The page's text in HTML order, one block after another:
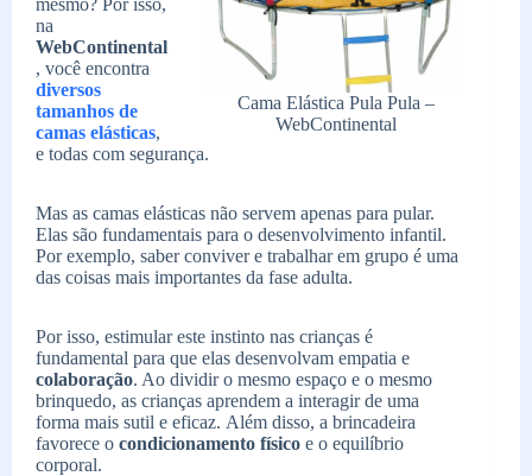
Cama Elástica Pula Pula –
WebContinental
na
WebContinental
, você encontra
diversos
tamanhos de
camas elásticas,
e todas com segurança.
Mas as camas elásticas não servem apenas para pular.
Elas são fundamentais para o desenvolvimento infantil.
Por exemplo, saber conviver e trabalhar em grupo é uma
das coisas mais importantes da fase adulta.
Por isso, estimular este instinto nas crianças é
fundamental para que elas desenvolvam empatia e
colaboração. Ao dividir o mesmo espaço e o mesmo
brinquedo, as crianças aprendem a interagir de uma
forma mais sutil e eficaz. Além disso, a brincadeira
favorece o condicionamento físico e o equilíbrio
corporal.